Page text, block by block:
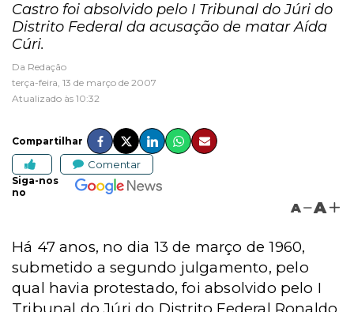
Castro foi absolvido pelo I Tribunal do Júri do
Distrito Federal da acusação de matar Aída
Cúri.
Da Redação
terça-feira, 13 de março de 2007
Atualizado às 10:32
Compartilhar
Comentar
Siga-nos
no
A A
Há 47 anos, no dia 13 de março de 1960,
submetido a segundo julgamento, pelo
qual havia protestado, foi absolvido pelo I